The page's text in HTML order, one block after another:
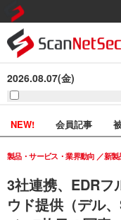
2026.08.07(金)
NEW! 会員記事
3社連携、EDRフ
ウド提供（デル
製品・サービス・業界動向 新製